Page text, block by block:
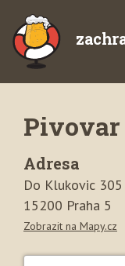
Adresa
Do Klukovic 305
15200 Praha 5
Zobrazit na Mapy.cz